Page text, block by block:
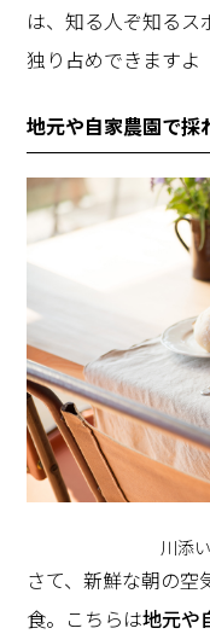
は、知る人ぞ知るス
独り占めできますよ
地元や自家農園で採
川添
さて、新鮮な朝の空
食。こちらは地元や